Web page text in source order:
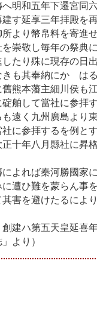
明和五年下遷宮同
す延享三年拝殿を
より幣帛料を寄進
崇敬し毎年の祭典
したり殊に現存の日
も其奉納にかゝは
熊本藩主細川侯も
舶して當社に参拝
も遠く九州廣島より
に参拝するを例と
十年八月縣社に昇
によれば秦河勝國家
に遭ひ難を蒙らん事
害を避けたるによ
創建ハ第五天皇延喜
より）